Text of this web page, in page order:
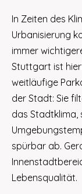
In Zeiten des
Urbanisierung
immer
Stuttgart ist
weitläufige
der Stadt: Sie
das Stadtklima,
spürbar ab.
Lebensqualität.